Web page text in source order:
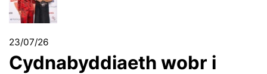
23/07/26
Cydnabyddiaeth wobr i